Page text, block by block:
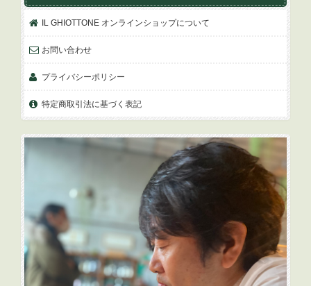
IL GHIOTTONE オンラインショップについて
お問い合わせ
プライバシーポリシー
特定商取引法に基づく表記